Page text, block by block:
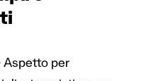
Aspetto per